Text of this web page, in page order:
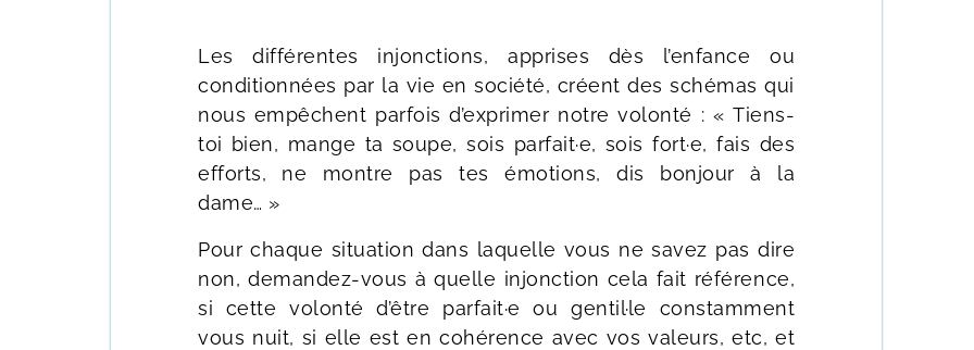
Les différentes injonctions, apprises dès l’enfance ou
conditionnées par la vie en société, créent des schémas qui
nous empêchent parfois d’exprimer notre volonté : « Tiens-
toi bien, mange ta soupe, sois parfait·e, sois fort·e, fais des
efforts, ne montre pas tes émotions, dis bonjour à la
dame… »
Pour chaque situation dans laquelle vous ne savez pas dire
non, demandez-vous à quelle injonction cela fait référence,
si cette volonté d’être parfait·e ou gentil·le constamment
vous nuit, si elle est en cohérence avec vos valeurs, etc, et